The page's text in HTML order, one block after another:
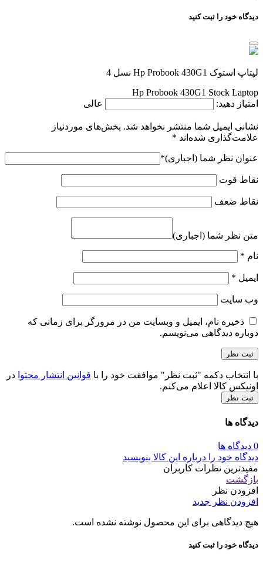
دیدگاه خود را ثبت کنید
لپتاپ استوک Hp Probook 430G1 نسل 4
Hp Probook 430G1 Stock Laptop
امتیاز دهید:
عالی
نشانی ایمیل شما منتشر نخواهد شد. بخش‌های موردنیاز
علامت‌گذاری شده‌اند *
عنوان نظر شما (اجباری)*
نقاط قوت
نقاط ضعف
متن نظر شما (اجباری)
نام *
ایمیل *
وب‌ سایت
ذخیره نام، ایمیل و وبسایت من در مرورگر برای زمانی که
دوباره دیدگاهی می‌نویسم.
با انتخاب دکمه "ثبت نظر" موافقت خود را با قوانین انتشار محتوا در
اونیکس کالا اعلام می‌کنم.
ثبت نظر
دیدگاه ها
0 دیدگاه ها
دیدگاه خود را درباره این کالا بنویسید
مفیدترین نظرات کاربران
بازگشت
افزودن نظر
افزودن نظر جدید
هیچ دیدگاهی برای این محصول نوشته نشده است.
دیدگاه خود را ثبت کنید